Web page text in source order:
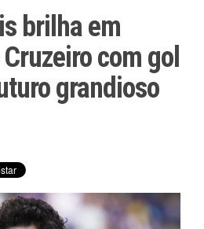
brilha em
com gol
grandioso